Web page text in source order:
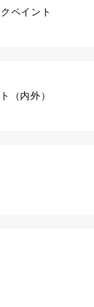
ペイント
（内外）